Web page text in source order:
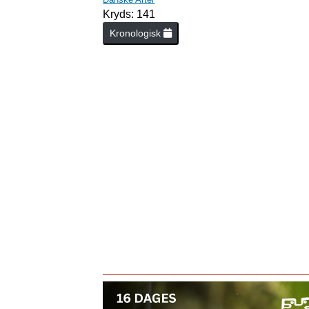
Kryds: 141
Kronologisk